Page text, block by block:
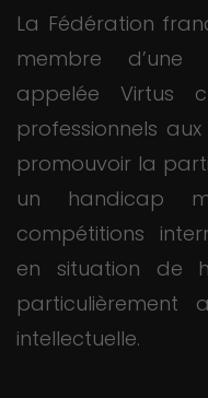
La Fédération
membre d’une
appelée Virtus
professionnels
promouvoir la
un handicap
compétitions
en situation de
particulièrement
intellectuelle.